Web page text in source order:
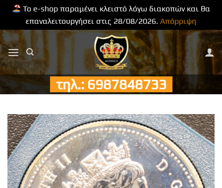
Το e-shop παραμένει κλειστό λόγω διακοπών και θα
επαναλειτουργήσει στις 28/08/2026. Απόρριψη
Μετάβαση
στο
περιεχόμενο
τηλ.: 6987848733